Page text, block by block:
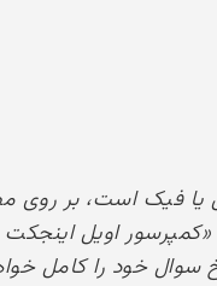
یا فیک است، بر
اویل
سوال خود را کامل